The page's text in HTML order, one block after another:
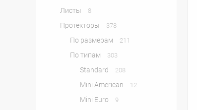
Листы 8
Протекторы 378
По размерам 211
По типам 303
Standard 208
Mini American 12
Mini Euro 9